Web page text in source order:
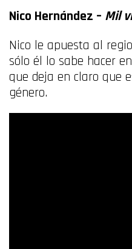
Nico Hernández – Mil
Nico le apuesta al
sólo él lo sabe hacer
que deja en claro que
género.